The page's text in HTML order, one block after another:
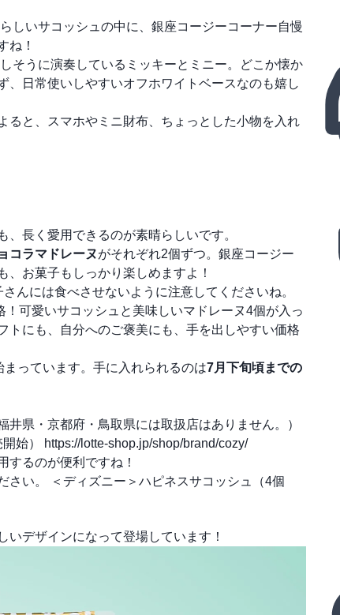
しいサコッシュの中に、銀座コージーコーナー自慢
ね！
そうに演奏しているミッキーとミニー。どこか懐か
、日常使いしやすいオフホワイトベースなのも嬉し
ると、スマホやミニ財布、ちょっとした小物を入れ
長く愛用できるのが素晴らしいです。
コラマドレーヌがそれぞれ2個ずつ。銀座コージー
お菓子もしっかり楽しめますよ！
んには食べさせないように注意してくださいね。
！可愛いサコッシュと美味しいマドレーヌ4個が入っ
トにも、自分へのご褒美にも、手を出しやすい価格
まっています。手に入れられるのは7月下旬頃までの
県・京都府・鳥取県には取扱店はありません。）
始）
https://lotte-shop.jp/shop/brand/cozy/
するのが便利ですね！
さい。
＜ディズニー＞ハピネスサコッシュ（4個
デザインになって登場しています！